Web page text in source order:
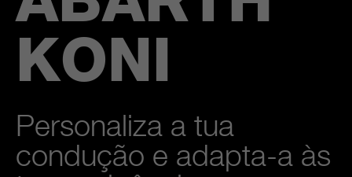
KONI
Personaliza a tua
condução e adapta-a às